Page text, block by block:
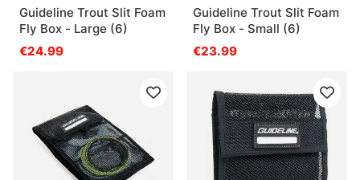
Guideline Trout Slit Foam
Fly Box - Large (6)
€24.99
Guideline Trout Slit Foam
Fly Box - Small (6)
€23.99